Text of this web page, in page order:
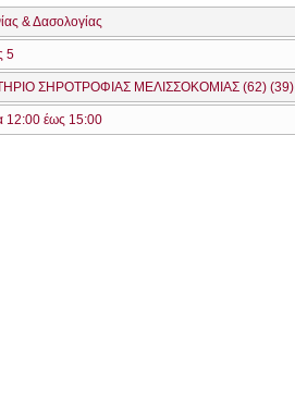
& Δασολογίας
5
ΣΗΡΟΤΡΟΦΙΑΣ ΜΕΛΙΣΣΟΚΟΜΙΑΣ (62) (39)
12:00 έως 15:00